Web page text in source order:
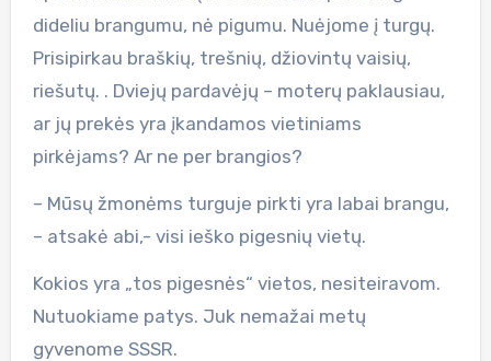
dideliu brangumu, nė pigumu. Nuėjome į turgų.
Prisipirkau braškių, trešnių, džiovintų vaisių,
riešutų. . Dviejų pardavėjų – moterų paklausiau,
ar jų prekės yra įkandamos vietiniams
pirkėjams? Ar ne per brangios?
– Mūsų žmonėms turguje pirkti yra labai brangu,
– atsakė abi,- visi ieško pigesnių vietų.
Kokios yra „tos pigesnės“ vietos, nesiteiravom.
Nutuokiame patys. Juk nemažai metų
gyvenome SSSR.